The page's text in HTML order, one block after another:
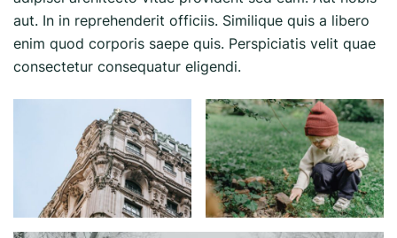
aut. In in reprehenderit officiis. Similique quis a libero
enim quod corporis saepe quis. Perspiciatis velit quae
consectetur consequatur eligendi.